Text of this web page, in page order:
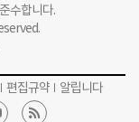
수합니다.
편집규약 알립니다